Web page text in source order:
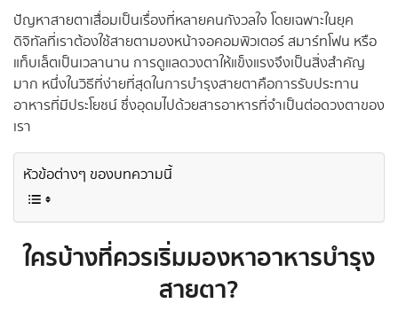
ปัญหาสายตาเสื่อมเป็นเรื่องที่หลายคนกังวลใจ โดยเฉพาะในยุค
ดิจิทัลที่เราต้องใช้สายตามองหน้าจอคอมพิวเตอร์ สมาร์ทโฟน หรือ
แท็บเล็ตเป็นเวลานาน การดูแลดวงตาให้แข็งแรงจึงเป็นสิ่งสำคัญ
มาก หนึ่งในวิธีที่ง่ายที่สุดในการบำรุงสายตาคือการรับประทาน
อาหารที่มีประโยชน์ ซึ่งอุดมไปด้วยสารอาหารที่จำเป็นต่อดวงตาของ
เรา
หัวข้อต่างๆ ของบทความนี้
ใครบ้างที่ควรเริ่มมองหาอาหารบำรุง
สายตา?